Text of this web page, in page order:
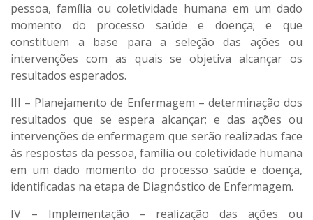
pessoa, família ou coletividade humana em um dado
momento do processo saúde e doença; e que
constituem a base para a seleção das ações ou
intervenções com as quais se objetiva alcançar os
resultados esperados.
III – Planejamento de Enfermagem – determinação dos
resultados que se espera alcançar; e das ações ou
intervenções de enfermagem que serão realizadas face
às respostas da pessoa, família ou coletividade humana
em um dado momento do processo saúde e doença,
identificadas na etapa de Diagnóstico de Enfermagem.
IV – Implementação – realização das ações ou